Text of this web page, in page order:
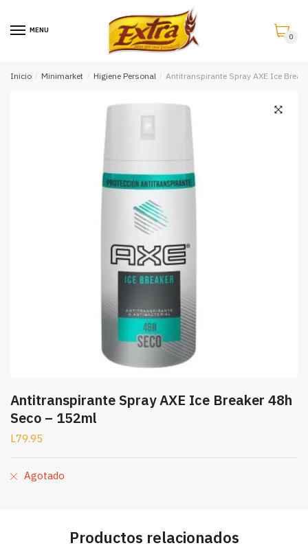
MENU
0
Inicio / Minimarket / Higiene Personal / Antitranspirante Spray AXE Ice
Antitranspirante Spray AXE Ice Breaker 48h
Seco – 152ml
L79.95
Agotado
Productos relacionados